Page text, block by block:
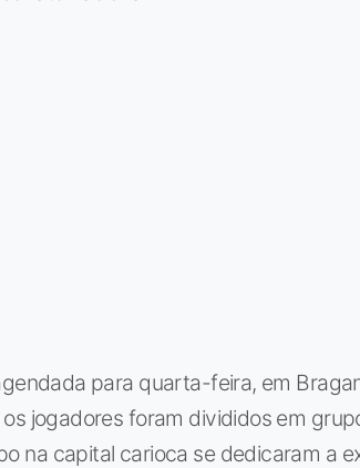
para quarta-feira, em
jogadores foram divididos em
na capital carioca se dedicaram a